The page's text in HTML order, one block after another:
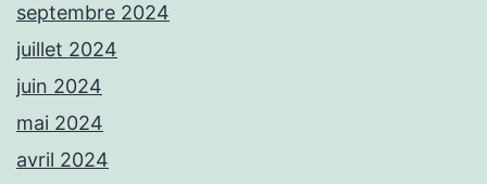
septembre 2024
juillet 2024
juin 2024
mai 2024
avril 2024